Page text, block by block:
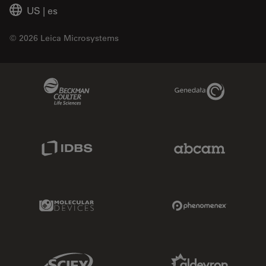
US | es
© 2026 Leica Microsystems
Genedata Link
IDBS Link
Molecular Devices Link
Sciex Link